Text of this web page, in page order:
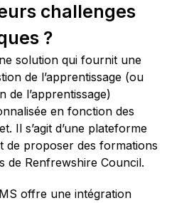
challenges
?
solution qui fournit une
de l’apprentissage (ou
de l’apprentissage)
en fonction des
Il s’agit d’une plateforme
de proposer des formations
de Renfrewshire Council.
offre une intégration